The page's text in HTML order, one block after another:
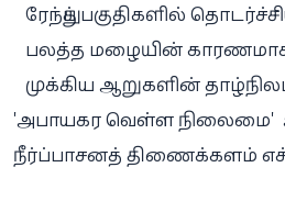
ரேந்துப் பகுதிகளில்
பலத்த மழையின்
முக்கிய ஆறுகளின்
'அபாயகர வெள்ள நிலைமை'
நீர்ப்பாசனத் திணைக்களம்